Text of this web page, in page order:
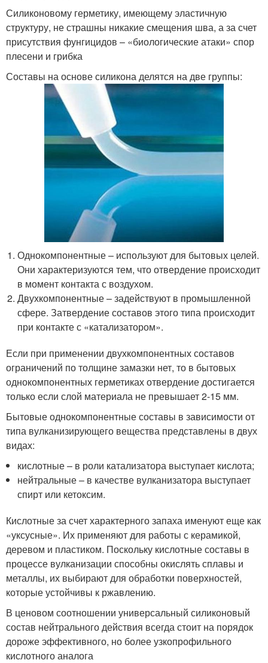
Силиконовому герметику, имеющему эластичную
структуру, не страшны никакие смещения шва, а за счет
присутствия фунгицидов – «биологические атаки» спор
плесени и грибка
Составы на основе силикона делятся на две группы:
Однокомпонентные – используют для бытовых целей.
Они характеризуются тем, что отвердение происходит
в момент контакта с воздухом.
Двухкомпонентные – задействуют в промышленной
сфере. Затвердение составов этого типа происходит
при контакте с «катализатором».
Если при применении двухкомпонентных составов
ограничений по толщине замазки нет, то в бытовых
однокомпонентных герметиках отвердение достигается
только если слой материала не превышает 2-15 мм.
Бытовые однокомпонентные составы в зависимости от
типа вулканизирующего вещества представлены в двух
видах:
кислотные – в роли катализатора выступает кислота;
нейтральные – в качестве вулканизатора выступает
спирт или кетоксим.
Кислотные за счет характерного запаха именуют еще как
«уксусные». Их применяют для работы с керамикой,
деревом и пластиком. Поскольку кислотные составы в
процессе вулканизации способны окислять сплавы и
металлы, их выбирают для обработки поверхностей,
которые устойчивы к ржавлению.
В ценовом соотношении универсальный силиконовый
состав нейтрального действия всегда стоит на порядок
дороже эффективного, но более узкопрофильного
кислотного аналога